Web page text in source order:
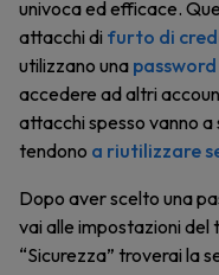
univoca ed efficace.
attacchi di furto di
utilizzano una
accedere ad altri
attacchi spesso vanno
tendono a riutilizzare
Dopo aver scelto una
vai alle impostazioni
“Sicurezza” troverai la